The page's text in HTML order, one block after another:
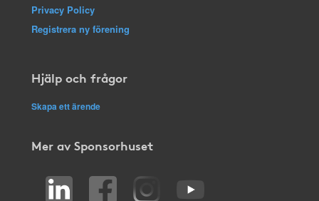
Privacy Policy
Registrera ny förening
Hjälp och frågor
Skapa ett ärende
Mer av Sponsorhuset